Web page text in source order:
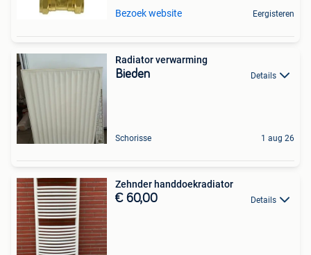
Bezoek website Eergisteren
Radiator verwarming
Bieden Details
Schorisse 1 aug 26
Zehnder handdoekradiator
€ 60,00 Details